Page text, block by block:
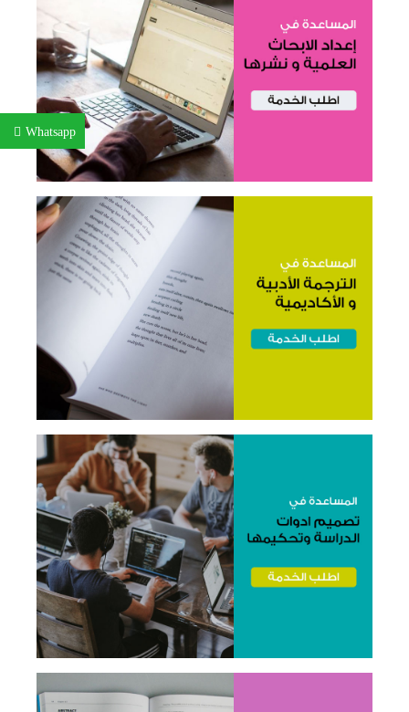
Whatsapp